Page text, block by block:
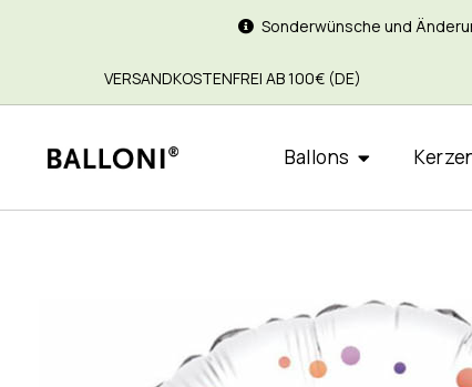
Sonderwünsche und
VERSANDKOSTENFREI AB 100€ (DE)
Ballons